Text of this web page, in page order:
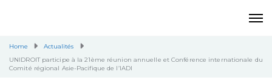
Home
Actualités
UNIDROIT participe à la 21ème réunion annuelle et Conférence internationale du
Comité régional Asie-Pacifique de l’IADI